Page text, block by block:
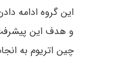
و هدف این
چین اتریوم به